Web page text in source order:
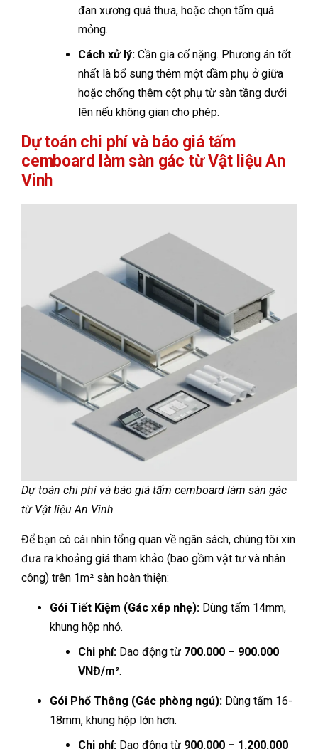
đan xương quá thưa, hoặc chọn tấm quá
mỏng.
Cách xử lý: Cần gia cố nặng. Phương án tốt
nhất là bổ sung thêm một dầm phụ ở giữa
hoặc chống thêm cột phụ từ sàn tầng dưới
lên nếu không gian cho phép.
Dự toán chi phí và báo giá tấm
cemboard làm sàn gác từ Vật liệu An
Vinh
Dự toán chi phí và báo giá tấm cemboard làm sàn gác
từ Vật liệu An Vinh
Để bạn có cái nhìn tổng quan về ngân sách, chúng tôi xin
đưa ra khoảng giá tham khảo (bao gồm vật tư và nhân
công) trên 1m² sàn hoàn thiện:
Gói Tiết Kiệm (Gác xép nhẹ): Dùng tấm 14mm,
khung hộp nhỏ.
Chi phí: Dao động từ 700.000 – 900.000
VNĐ/m².
Gói Phổ Thông (Gác phòng ngủ): Dùng tấm 16-
18mm, khung hộp lớn hơn.
Chi phí: Dao động từ 900.000 – 1.200.000